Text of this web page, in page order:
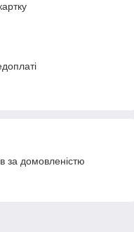
за домовленістю